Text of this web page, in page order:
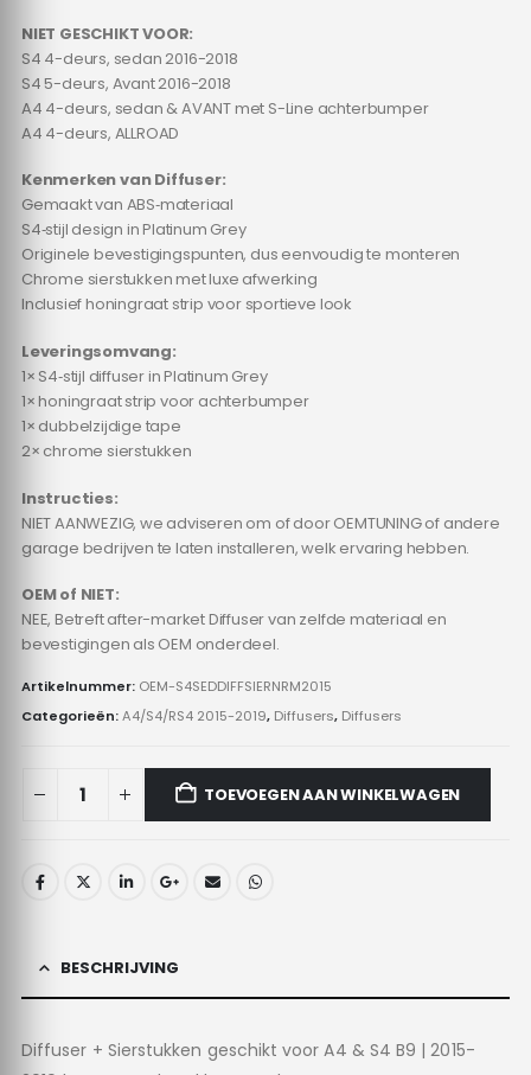
NIET GESCHIKT VOOR:
S4 4-deurs, sedan 2016-2018
S4 5-deurs, Avant 2016-2018
A4 4-deurs, sedan & AVANT met S-Line achterbumper
A4 4-deurs, ALLROAD
Kenmerken van Diffuser:
Gemaakt van ABS‑materiaal
S4‑stijl design in Platinum Grey
Originele bevestigingspunten, dus eenvoudig te monteren
Chrome sierstukken met luxe afwerking
Inclusief honingraat strip voor sportieve look
Leveringsomvang:
1× S4‑stijl diffuser in Platinum Grey
1× honingraat strip voor achterbumper
1× dubbelzijdige tape
2× chrome sierstukken
Instructies:
NIET AANWEZIG, we adviseren om of door OEMTUNING of andere
garage bedrijven te laten installeren, welk ervaring hebben.
OEM of NIET:
NEE, Betreft after-market Diffuser van zelfde materiaal en
bevestigingen als OEM onderdeel.
Artikelnummer: OEM-S4SEDDIFFSIERNRM2015
Categorieën:A4/S4/RS4 2015-2019, Diffusers, Diffusers
TOEVOEGEN AAN WINKELWAGEN
BESCHRIJVING
Diffuser + Sierstukken geschikt voor A4 & S4 B9 | 2015-